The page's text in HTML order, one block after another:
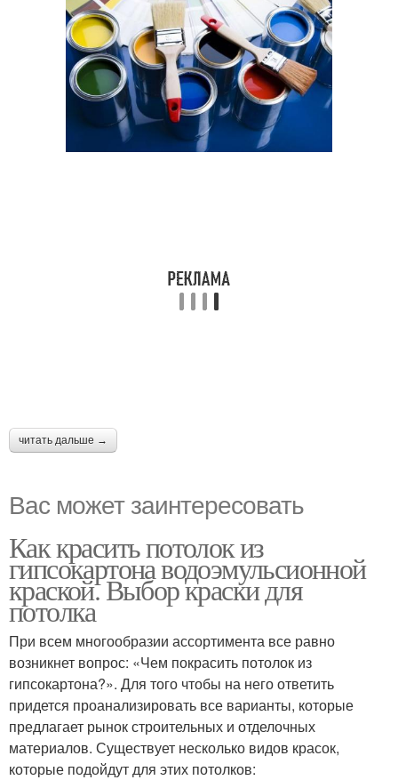
читать дальше →
Вас может заинтересовать
Как красить потолок из
гипсокартона водоэмульсионной
краской. Выбор краски для
потолка
При всем многообразии ассортимента все равно
возникнет вопрос: «Чем покрасить потолок из
гипсокартона?». Для того чтобы на него ответить
придется проанализировать все варианты, которые
предлагает рынок строительных и отделочных
материалов. Существует несколько видов красок,
которые подойдут для этих потолков: